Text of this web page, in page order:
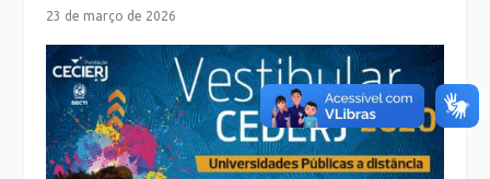
23 de março de 2026